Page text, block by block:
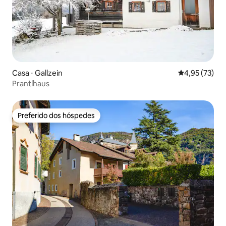
Casa ⋅ Gallzein 4,95 de uma
4,95 (73)
Prantlhaus
Preferido dos hóspedes
Preferido dos hóspedes